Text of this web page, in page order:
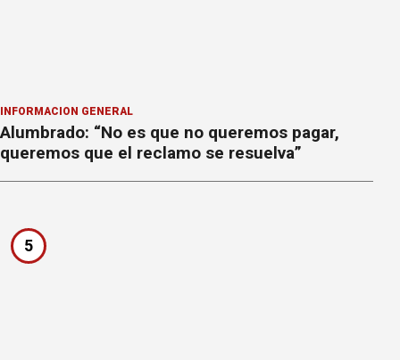
INFORMACION GENERAL
Alumbrado: “No es que no queremos pagar,
queremos que el reclamo se resuelva”
5